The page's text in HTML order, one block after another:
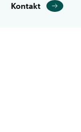
Kontakt